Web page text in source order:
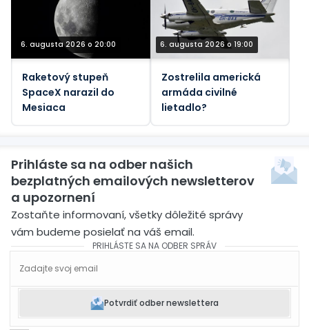
6. augusta 2026 o 20:00
Raketový stupeň
SpaceX narazil do
Mesiaca
6. augusta 2026 o 19:00
Zostrelila americká
armáda civilné
lietadlo?
Prihláste sa na odber našich
bezplatných emailových newsletterov
a upozornení
Zostaňte informovaní, všetky dôležité správy
vám budeme posielať na váš email.
PRIHLÁSTE SA NA ODBER SPRÁV
Potvrdiť odber newslettera